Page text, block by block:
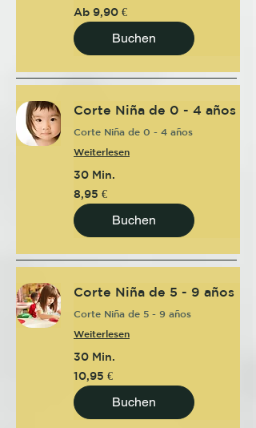
Ab
9,90
Euro
Ab 9,90 €
Buchen
Corte Niña de 0 - 4 años
Corte Niña de 0 - 4 años
Weiterlesen
30 Min.
8,95
Euro
8,95 €
Buchen
Corte Niña de 5 - 9 años
Corte Niña de 5 - 9 años
Weiterlesen
30 Min.
10,95
Euro
10,95 €
Buchen